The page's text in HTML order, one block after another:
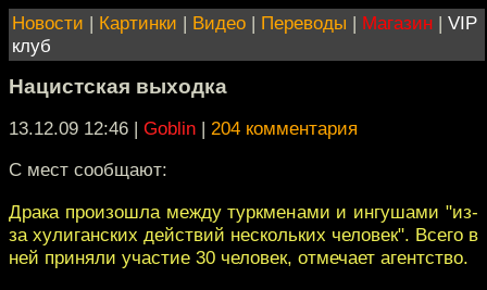
Новости | Картинки | Видео | Переводы | Магазин | VIP
клуб
Нацистская выходка
13.12.09 12:46 | Goblin | 204 комментария
С мест сообщают:
Драка произошла между туркменами и ингушами "из-
за хулиганских действий нескольких человек". Всего в
ней приняли участие 30 человек, отмечает агентство.